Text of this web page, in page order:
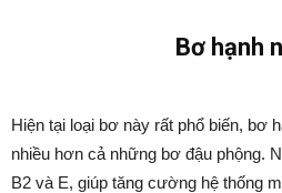
Bơ hạnh
Hiện tại loại bơ này rất phổ biến, bơ
nhiều hơn cả những bơ đậu phộng.
B2 và E, giúp tăng cường hệ thống